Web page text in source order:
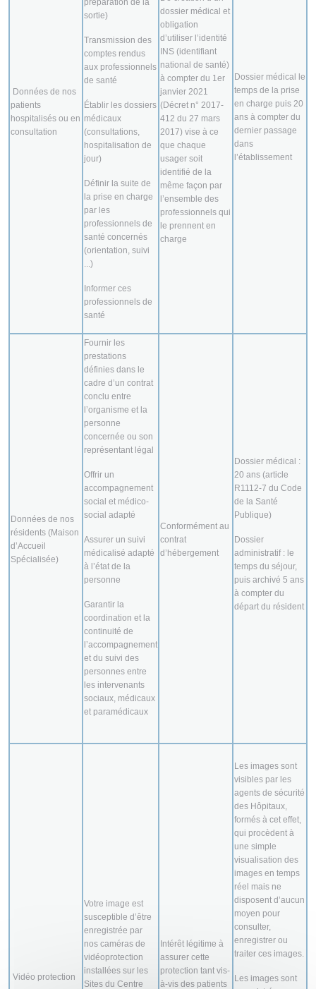
Données de nos
patients
hospitalisés ou en
consultation
préparation de la
sortie)
Transmission des
comptes rendus
aux professionnels
de santé
Établir les dossiers
médicaux
(consultations,
hospitalisation de
jour)
Définir la suite de
la prise en charge
par les
professionnels de
santé concernés
(orientation, suivi
...)
Informer ces
professionnels de
santé
dossier médical et
obligation
d’utiliser l’identité
INS (identifiant
national de santé)
à compter du 1er
janvier 2021
(Décret n° 2017-
412 du 27 mars
2017) vise à ce
que chaque
usager soit
identifié de la
même façon par
l’ensemble des
professionnels qui
le prennent en
charge
Dossier médical le
temps de la prise
en charge puis 20
ans à compter du
dernier passage
dans
l’établissement
Données de nos
résidents (Maison
d’Accueil
Spécialisée)
Fournir les
prestations
définies dans le
cadre d’un contrat
conclu entre
l’organisme et la
personne
concernée ou son
représentant légal
Offrir un
accompagnement
social et médico-
social adapté
Assurer un suivi
médicalisé adapté
à l’état de la
personne
Garantir la
coordination et la
continuité de
l’accompagnement
et du suivi des
personnes entre
les intervenants
sociaux, médicaux
et paramédicaux
Conformément au
contrat
d’hébergement
Dossier médical :
20 ans (article
R1112-7 du Code
de la Santé
Publique)
Dossier
administratif : le
temps du séjour,
puis archivé 5 ans
à compter du
départ du résident
Vidéo protection
Votre image est
susceptible d’être
enregistrée par
nos caméras de
vidéoprotection
installées sur les
Sites du Centre
Intérêt légitime à
assurer cette
protection tant vis-
à-vis des patients
Les images sont
visibles par les
agents de sécurité
des Hôpitaux,
formés à cet effet,
qui procèdent à
une simple
visualisation des
images en temps
réel mais ne
disposent d’aucun
moyen pour
consulter,
enregistrer ou
traiter ces images.
Les images sont